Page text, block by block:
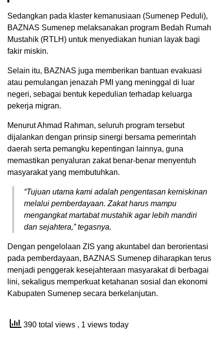
Sedangkan pada klaster kemanusiaan (Sumenep Peduli),
BAZNAS Sumenep melaksanakan program Bedah Rumah
Mustahik (RTLH) untuk menyediakan hunian layak bagi
fakir miskin.
Selain itu, BAZNAS juga memberikan bantuan evakuasi
atau pemulangan jenazah PMI yang meninggal di luar
negeri, sebagai bentuk kepedulian terhadap keluarga
pekerja migran.
Menurut Ahmad Rahman, seluruh program tersebut
dijalankan dengan prinsip sinergi bersama pemerintah
daerah serta pemangku kepentingan lainnya, guna
memastikan penyaluran zakat benar-benar menyentuh
masyarakat yang membutuhkan.
“Tujuan utama kami adalah pengentasan kemiskinan
melalui pemberdayaan. Zakat harus mampu
mengangkat martabat mustahik agar lebih mandiri
dan sejahtera,” tegasnya.
Dengan pengelolaan ZIS yang akuntabel dan berorientasi
pada pemberdayaan, BAZNAS Sumenep diharapkan terus
menjadi penggerak kesejahteraan masyarakat di berbagai
lini, sekaligus memperkuat ketahanan sosial dan ekonomi
Kabupaten Sumenep secara berkelanjutan.
390 total views , 1 views today